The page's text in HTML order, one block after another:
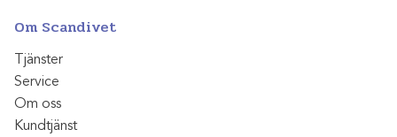
Om Scandivet
Tjänster
Service
Om oss
Kundtjänst